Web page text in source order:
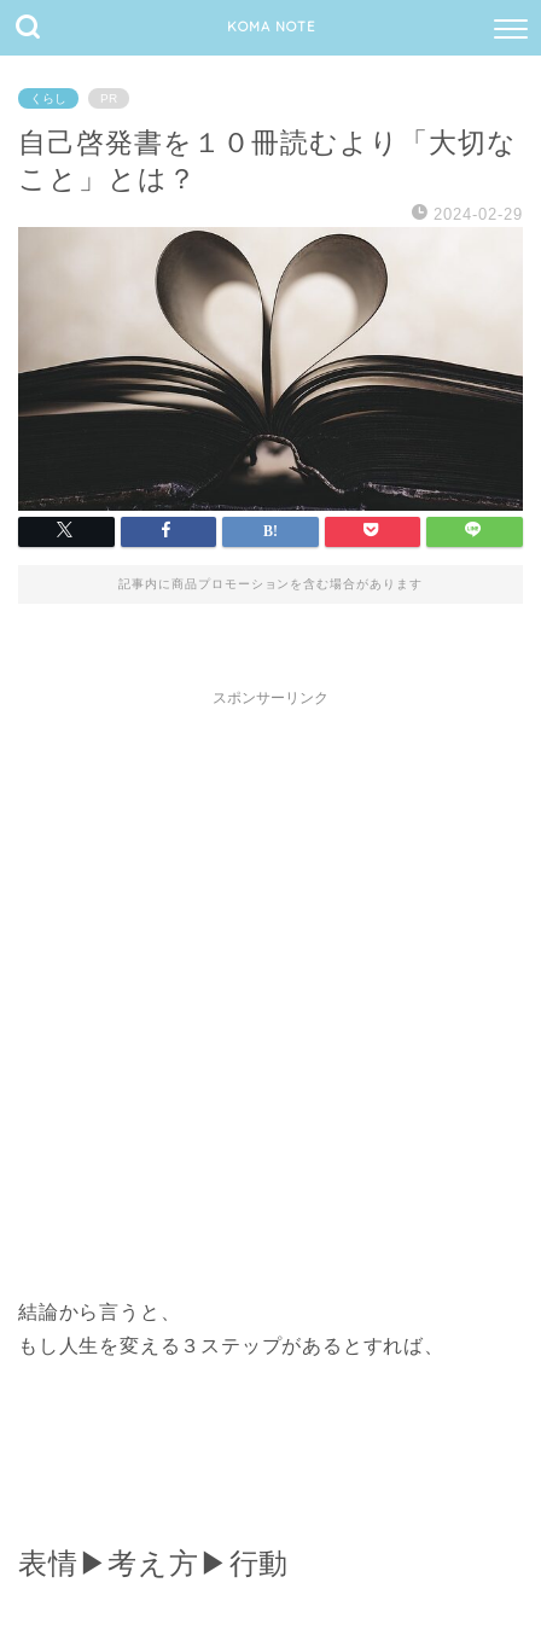
KOMA NOTE
くらし PR
自己啓発書を１０冊読むより「大切な
こと」とは？
2024-02-29
記事内に商品プロモーションを含む場合があります
スポンサーリンク
結論から言うと、
もし人生を変える３ステップがあるとすれば、
表情▶︎考え方▶︎行動